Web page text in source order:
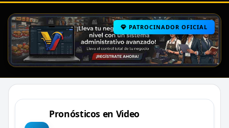
PATROCINADOR OFICIAL
Pronósticos en Video